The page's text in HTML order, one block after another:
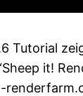
Tutorial
it!